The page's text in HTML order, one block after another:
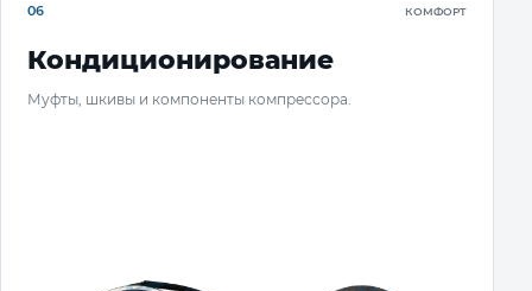
06 КОМФОРТ
Кондиционирование
Муфты, шкивы и компоненты компрессора.